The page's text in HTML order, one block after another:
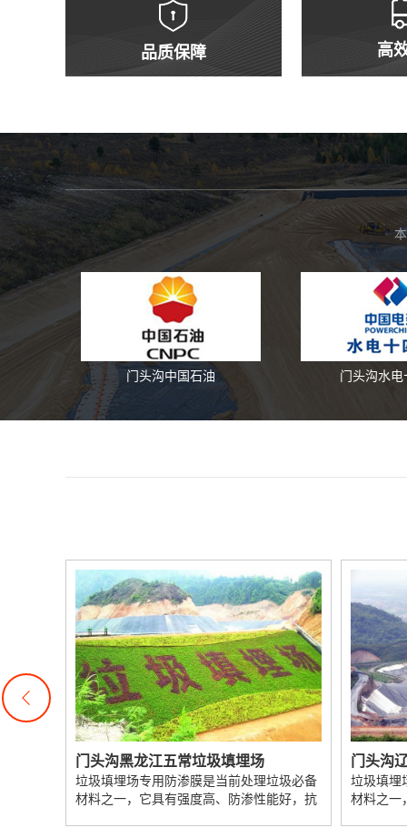
品质保障 高
门头沟中国石油 门头沟水
门头沟辽宁朝阳垃圾填埋场
垃圾填埋场专用防渗膜是当前处理垃圾必备
材料之一，它具有强度高、防渗性能好，抗
在尾矿库
的密实度